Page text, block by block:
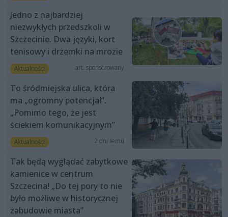
Jedno z najbardziej
niezwykłych przedszkoli w
Szczecinie. Dwa języki, kort
tenisowy i drzemki na mrozie
Aktualności art. sponsorowany
To śródmiejska ulica, która
ma „ogromny potencjał”.
„Pomimo tego, że jest
ściekiem komunikacyjnym”
Aktualności 2 dni temu
Tak będą wyglądać zabytkowe
kamienice w centrum
Szczecina! „Do tej pory to nie
było możliwe w historycznej
zabudowie miasta”